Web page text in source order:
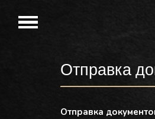
Отправка
Отправка